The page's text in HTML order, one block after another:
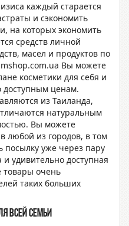
каждый старается
и сэкономить
на которых экономить
средств личной
масел и продуктов по
Вы можете
косметики для себя и
доступным ценам.
из Таиланда,
натуральным
Вы можете
любой из городов, в том
посылку уже через пару
удивительно доступная
товары очень
таких больших
всей семьи